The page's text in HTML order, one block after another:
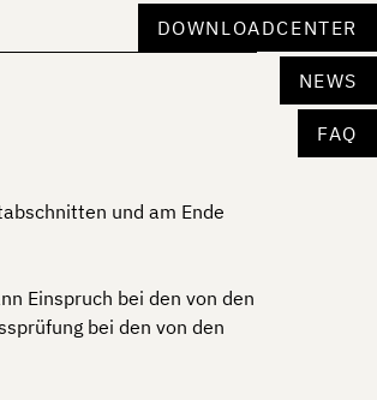
DOWNLOADCENTER
NEWS
FAQ
und am Ende
Einspruch bei den von den
bei den von den